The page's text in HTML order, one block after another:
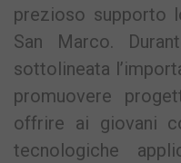
prezioso supporto
San Marco.
sottolineata
promuovere
offrire ai giovani
tecnologiche